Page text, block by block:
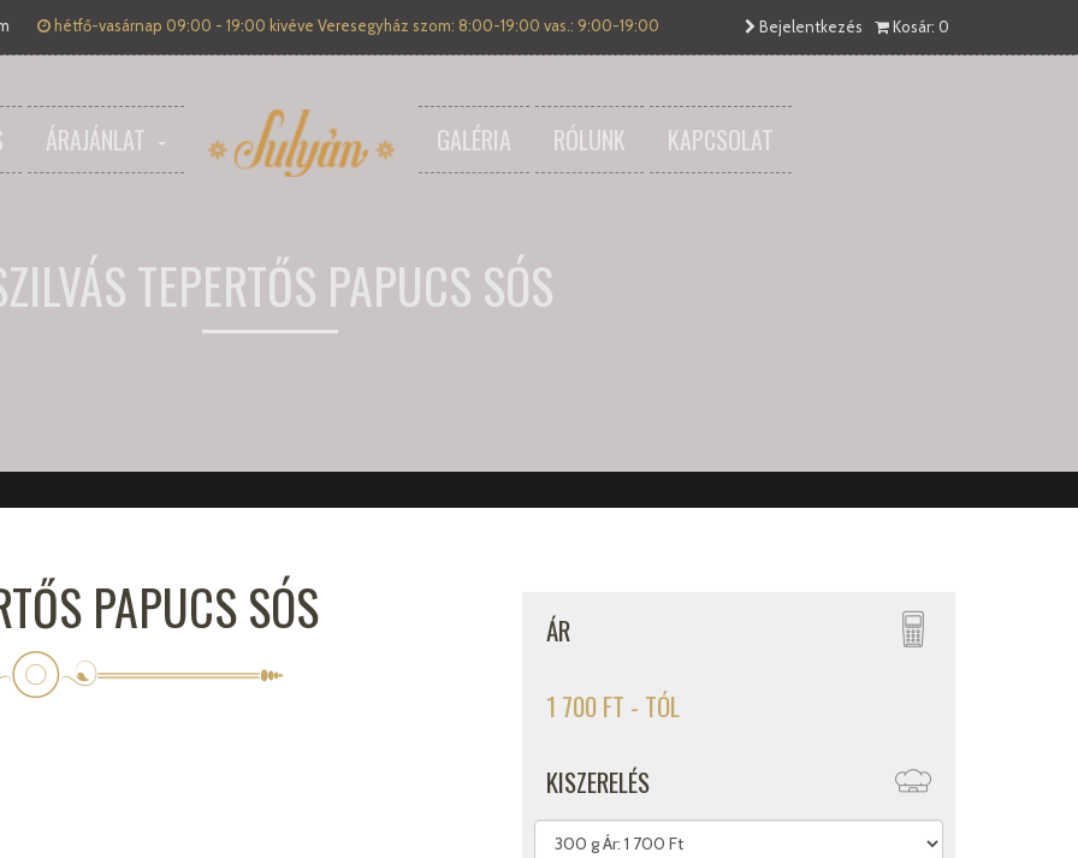
hétfő-vasárnap 09:00 - 19:00 kivéve Veresegyház szom: 8:00-19:00 vas.: 9:00-19:00 Bejelentkezés Kosár: 0
ÁRAJÁNLAT GALÉRIA RÓLUNK KAPCSOLAT
TEPERTŐS PAPUCS SÓS
PAPUCS SÓS ÁR
1 700 FT - TÓL
KISZERELÉS